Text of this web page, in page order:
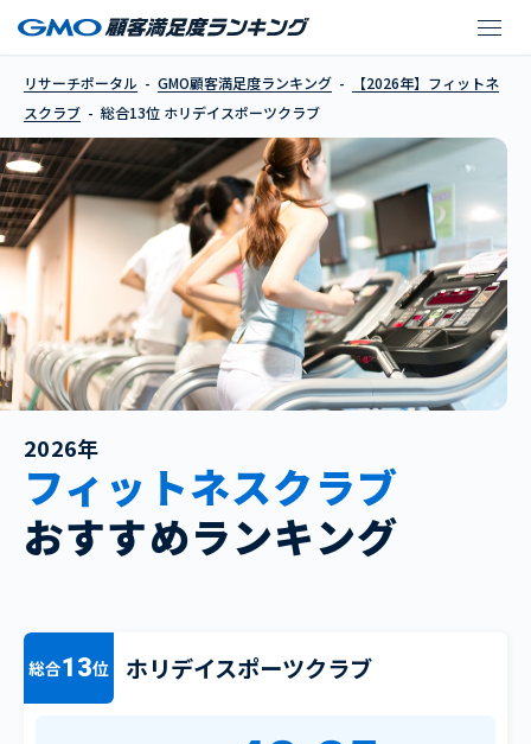
ホリデイスポーツクラ
リサーチポータル GMO顧客満足度ランキング
【2026年】フィットネ
スクラブ
総合13位 ホリデイスポーツクラブ
2026年
フィットネスクラブ
おすすめランキング
総合13位 ホリデイスポーツクラブ